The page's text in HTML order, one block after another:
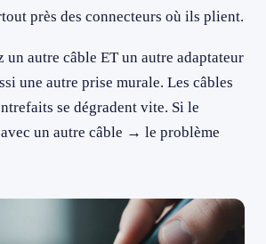
près des connecteurs où ils plient.
un autre câble ET un autre adaptateur
une autre prise murale. Les câbles
se dégradent vite. Si le
un autre câble → le problème